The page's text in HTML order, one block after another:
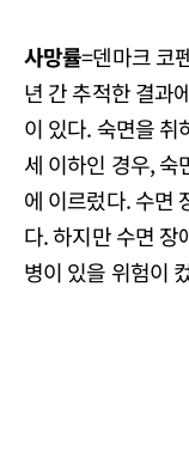
사망률=덴마크 코
년 간 추적한 결과
이 있다. 숙면을 취
세 이하인 경우, 숙
에 이르렀다. 수면
다. 하지만 수면 장
병이 있을 위험이